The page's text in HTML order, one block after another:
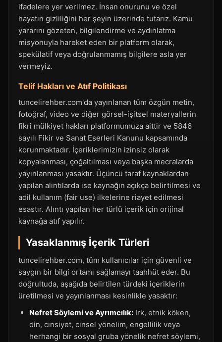
ifadelere yer verilmez. İnsan onurunu ve özel
hayatın gizliliğini her şeyin üzerinde tutarız. Kamu
yararını gözeten, bilgilendirme ve aydınlatma
misyonuyla hareket eden bir platform olarak,
spekülatif veya doğrulanmamış bilgilere asla yer
vermeyiz.
Telif Hakları ve Atıf Politikası
tuncelirehber.com'da yayınlanan tüm özgün metin,
fotoğraf, video ve diğer görsel-işitsel materyallerin
fikri mülkiyet hakları platformumuza aittir ve 5846
sayılı Fikir ve Sanat Eserleri Kanunu kapsamında
korunmaktadır. İçeriklerimizin izinsiz olarak
kopyalanması, çoğaltılması veya başka mecralarda
yayınlanması yasaktır. Üçüncü taraf kaynaklardan
yapılan alıntılarda ise kaynağın açıkça belirtilmesi ve
adil kullanım (fair use) ilkelerine riayet edilmesi
esastır. Alıntı yapılan her türlü içerik için orijinal
kaynağa atıf yapılır.
Yasaklanmış İçerik Türleri
tuncelirehber.com, tüm kullanıcılar için güvenli ve
saygın bir bilgi ortamı sağlamayı taahhüt eder. Bu
doğrultuda, aşağıda belirtilen türdeki içeriklerin
üretilmesi ve yayınlanması kesinlikle yasaktır:
Nefret Söylemi ve Ayrımcılık: Irk, etnik köken,
din, cinsiyet, cinsel yönelim, engellilik veya
herhangi bir sosyal gruba yönelik nefret söylemi,